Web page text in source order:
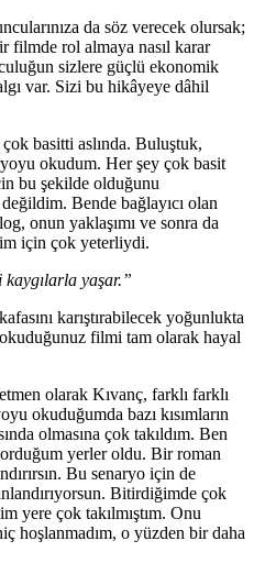
da söz verecek olursak;
filmde rol almaya nasıl karar
sizlere güçlü ekonomik
var. Sizi bu hikâyeye dâhil
basitti aslında. Buluştuk,
okudum. Her şey çok basit
bu şekilde olduğunu
Bende bağlayıcı olan
onun yaklaşımı ve sonra da
için çok yeterliydi.
yaşar.”
kafasını karıştırabilecek yoğunlukta
filmi tam olarak hayal
olarak Kıvanç, farklı farklı
okuduğumda bazı kısımların
olmasına çok takıldım. Ben
yerler oldu. Bir roman
Bu senaryo için de
Bitirdiğimde çok
yere çok takılmıştım. Onu
hoşlanmadım, o yüzden bir daha